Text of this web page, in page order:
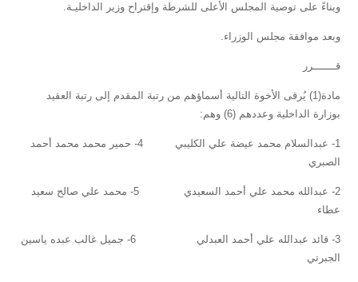
وبناءً على توصية المجلس الأعلى للشرطة وإقتراح وزير الداخليـة.
وبعد موافقة مجلس الوزراء.
قـــــــرر
مادة(1) يُرقى الأخوة التالية أسماؤهم من رتبة المقدم إلى رتبة العقيد
بوزارة الداخلية وعددهم (6) وهم:
1- عبدالسلام محمد عيضة علي الكليبي 4- حمير محمد محمد أحمد
الصبري
2- عبدالله محمد علي أحمد السعيدي 5- محمد علي صالح سعيد
عطاء
3- قائد عبدالله علي أحمد العبدلي 6- جميل غالب عبده ياسين
الجبرتي